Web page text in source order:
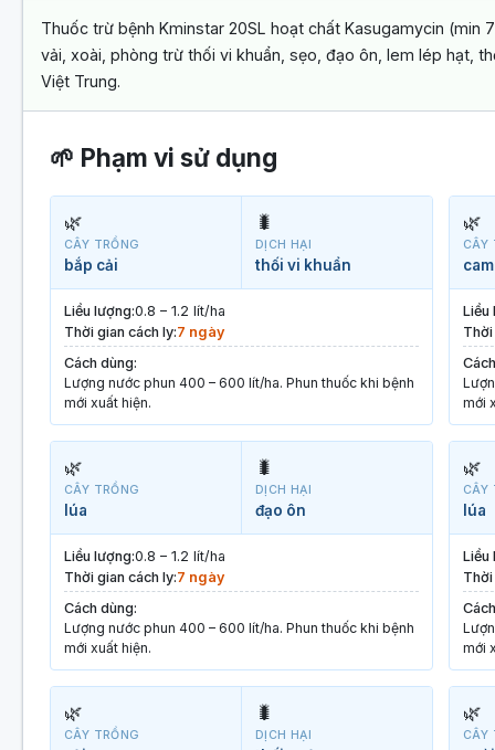
Thuốc trừ bệnh Kminstar 20SL hoạt chất Kasugamycin
vải, xoài, phòng trừ thối vi khuẩn, sẹo, đạo ôn, lem lép hạt,
Việt Trung.
🌱 Phạm vi sử dụng
🌿
CÂY TRỒNG
bắp cải
🐛
DỊCH HẠI
thối vi khuẩn
Liều lượng:0.8 – 1.2 lít/ha
Thời gian cách ly:7 ngày
Cách dùng:
Lượng nước phun 400 – 600 lít/ha. Phun thuốc khi bệnh
mới xuất hiện.
🌿
CÂY
cam
Liều
Thời
mới
🌿
CÂY TRỒNG
lúa
🐛
DỊCH HẠI
đạo ôn
Liều lượng:0.8 – 1.2 lít/ha
Thời gian cách ly:7 ngày
Cách dùng:
Lượng nước phun 400 – 600 lít/ha. Phun thuốc khi bệnh
mới xuất hiện.
🌿
CÂY
lúa
Liều
Thời
mới
🌿
CÂY TRỒNG
🐛
DỊCH HẠI
🌿
CÂY